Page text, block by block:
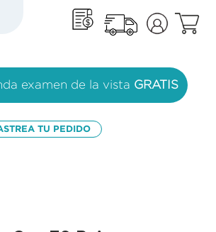
examen de la vista GRATIS
TU PEDIDO